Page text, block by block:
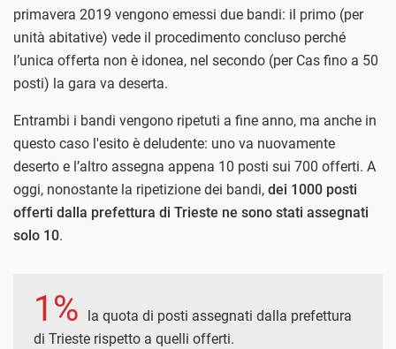
primavera 2019 vengono emessi due bandi: il primo (per
unità abitative) vede il procedimento concluso perché
l’unica offerta non è idonea, nel secondo (per Cas fino a 50
posti) la gara va deserta.
Entrambi i bandi vengono ripetuti a fine anno, ma anche in
questo caso l'esito è deludente: uno va nuovamente
deserto e l’altro assegna appena 10 posti sui 700 offerti. A
oggi, nonostante la ripetizione dei bandi, dei 1000 posti
offerti dalla prefettura di Trieste ne sono stati assegnati
solo 10.
1%
la quota di posti assegnati dalla prefettura
di Trieste rispetto a quelli offerti.